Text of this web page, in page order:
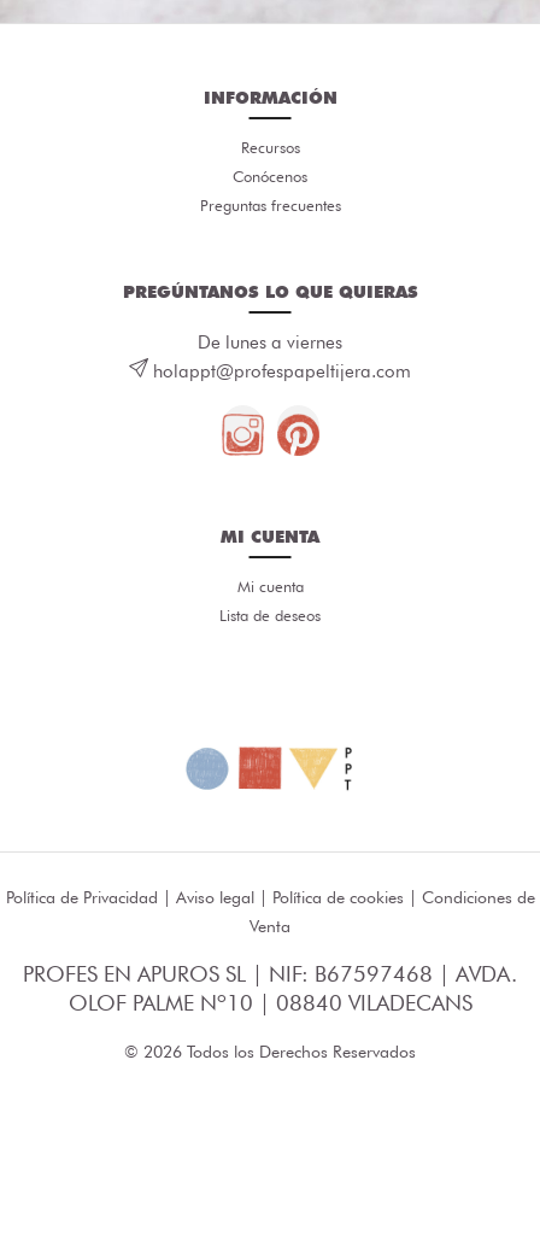
INFORMACIÓN
Recursos
Conócenos
Preguntas frecuentes
PREGÚNTANOS LO QUE QUIERAS
De lunes a viernes
holappt@profespapeltijera.com
MI CUENTA
Mi cuenta
Lista de deseos
Política de Privacidad | Aviso legal| Política de cookies | Condiciones de
Venta
PROFES EN APUROS SL | NIF: B67597468 | AVDA.
OLOF PALME Nº10 | 08840 VILADECANS
© 2026 Todos los Derechos Reservados